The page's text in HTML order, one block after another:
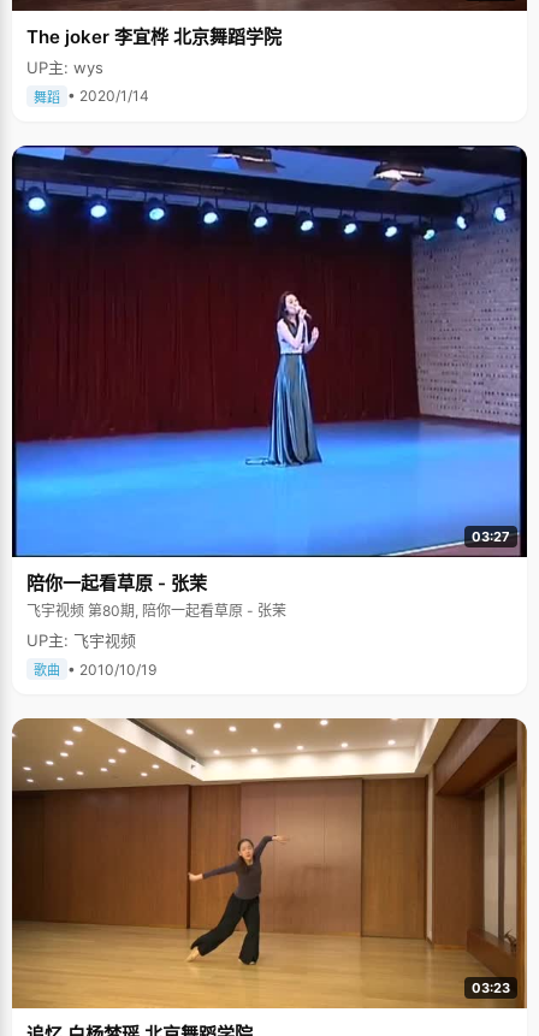
The joker 李宜桦 北京舞蹈学院
UP主: wys
舞蹈 • 2020/1/14
03:27
陪你一起看草原 - 张茉
飞宇视频 第80期, 陪你一起看草原 - 张茉
UP主: 飞宇视频
歌曲 • 2010/10/19
03:23